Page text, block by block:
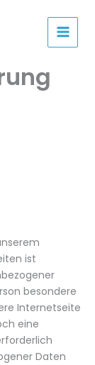
ist
besondere
Internetseite
eine
Daten